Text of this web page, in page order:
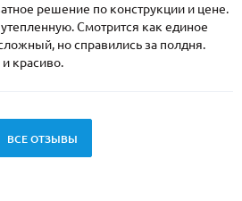
решение по конструкции и цене.
Смотрится как единое
но справились за полдня.
красиво.
ВСЕ ОТЗЫВЫ